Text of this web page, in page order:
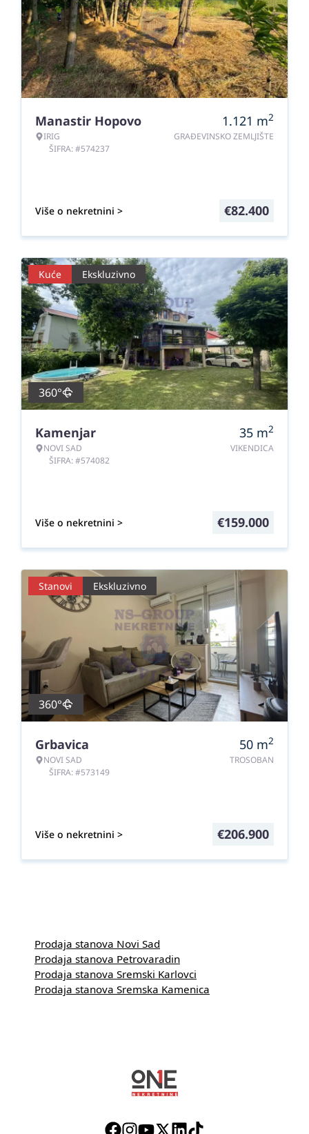
Manastir Hopovo
IRIG
ŠIFRA: #574237
1.121 m2
GRAĐEVINSKO ZEMLJIŠTE
Više o nekretnini > €82.400
Kuće Ekskluzivno
360°
Kamenjar
NOVI SAD
ŠIFRA: #574082
35 m2
VIKENDICA
Više o nekretnini > €159.000
Stanovi Ekskluzivno
360°
Grbavica
NOVI SAD
ŠIFRA: #573149
50 m2
TROSOBAN
Više o nekretnini > €206.900
Prodaja stanova Novi Sad
Prodaja stanova Petrovaradin
Prodaja stanova Sremski Karlovci
Prodaja stanova Sremska Kamenica